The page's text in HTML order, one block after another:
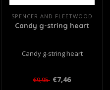
SPENCER AND FLEETWOOD
Candy g-string heart
Candy g-string heart
€9,95 €7,46